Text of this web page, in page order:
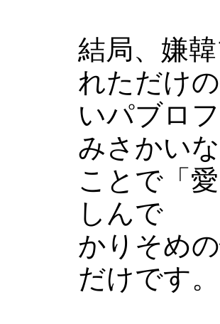
結局、嫌
れただけ
いパブロ
みさかい
ことで「
しんで
かりそめ
だけです。